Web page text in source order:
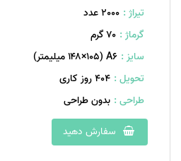
تیراژ : 2000 عدد
گرماژ : ۷۰ گرم
سایز : A۶ (۱۴۸×۱۰۵ میلیمتر)
تحویل : 404 روز کاری
طراحی : بدون طراحی
سفارش دهید